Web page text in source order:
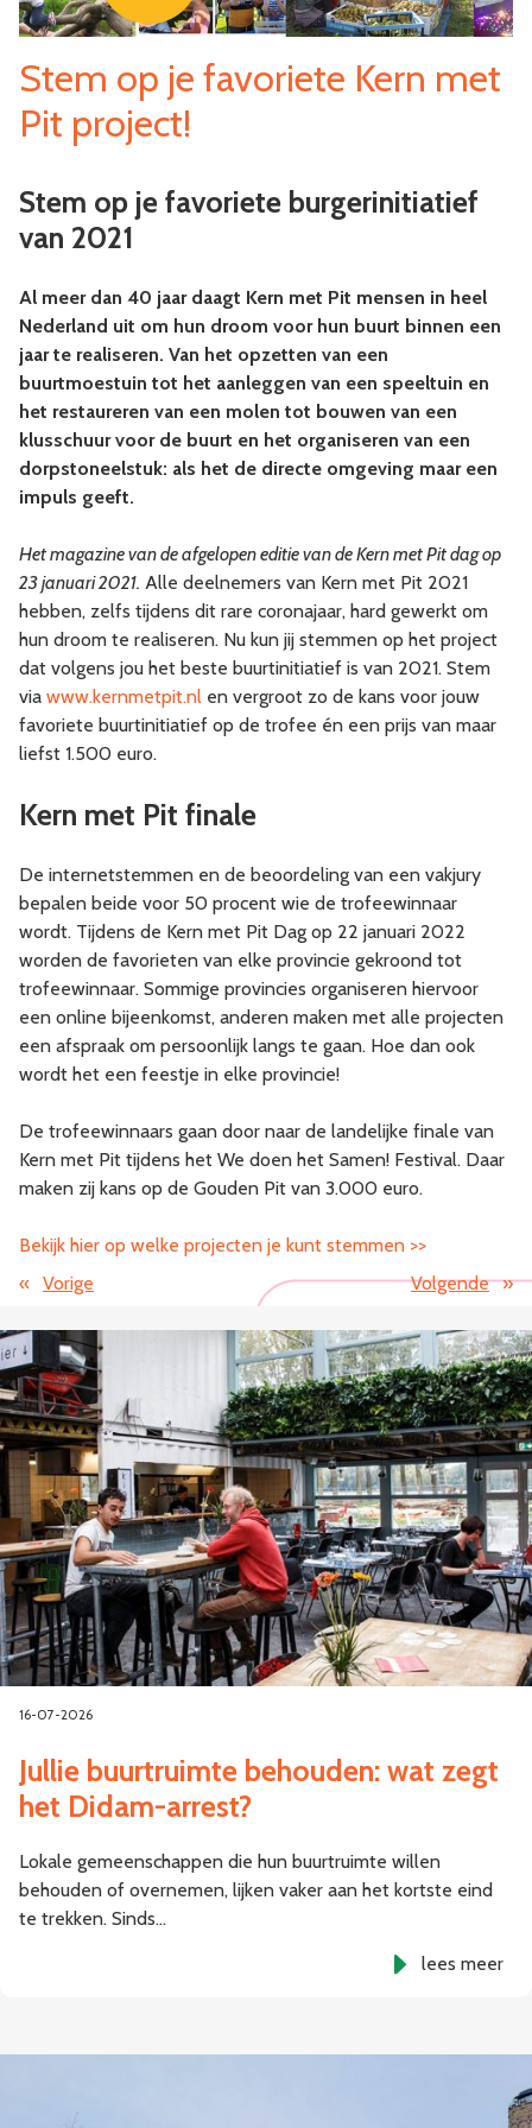
Stem op je favoriete Kern met
Pit project!
Stem op je favoriete burgerinitiatief
van 2021
Al meer dan 40 jaar daagt Kern met Pit mensen in heel
Nederland uit om hun droom voor hun buurt binnen een
jaar te realiseren. Van het opzetten van een
buurtmoestuin tot het aanleggen van een speeltuin en
het restaureren van een molen tot bouwen van een
klusschuur voor de buurt en het organiseren van een
dorpstoneelstuk: als het de directe omgeving maar een
impuls geeft.
Het magazine van de afgelopen editie van de Kern met Pit dag op
23 januari 2021. Alle deelnemers van Kern met Pit 2021
hebben, zelfs tijdens dit rare coronajaar, hard gewerkt om
hun droom te realiseren. Nu kun jij stemmen op het project
dat volgens jou het beste buurtinitiatief is van 2021. Stem
via www.kernmetpit.nl en vergroot zo de kans voor jouw
favoriete buurtinitiatief op de trofee én een prijs van maar
liefst 1.500 euro.
Kern met Pit finale
De internetstemmen en de beoordeling van een vakjury
bepalen beide voor 50 procent wie de trofeewinnaar
wordt. Tijdens de Kern met Pit Dag op 22 januari 2022
worden de favorieten van elke provincie gekroond tot
trofeewinnaar. Sommige provincies organiseren hiervoor
een online bijeenkomst, anderen maken met alle projecten
een afspraak om persoonlijk langs te gaan. Hoe dan ook
wordt het een feestje in elke provincie!
De trofeewinnaars gaan door naar de landelijke finale van
Kern met Pit tijdens het We doen het Samen! Festival. Daar
maken zij kans op de Gouden Pit van 3.000 euro.
Bekijk hier op welke projecten je kunt stemmen >>
« Vorige Volgende »
16-07-2026
Jullie buurtruimte behouden: wat zegt
het Didam-arrest?
Lokale gemeenschappen die hun buurtruimte willen
behouden of overnemen, lijken vaker aan het kortste eind
te trekken. Sinds…
lees meer